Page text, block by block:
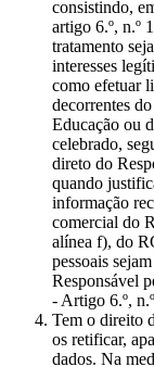
consistindo,
artigo 6.º, n.º
tratamento
interesses
como efetuar
decorrentes
Educação ou
celebrado,
direto do
quando
informação
comercial do
alínea f), do
pessoais
Responsável
- Artigo 6.º,
Tem o direito
os retificar,
dados. Na